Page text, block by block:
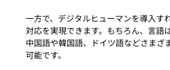
一方で、デジタルヒューマンを導入す
対応を実現できます。もちろん、言語
中国語や韓国語、ドイツ語などさまざ
可能です。